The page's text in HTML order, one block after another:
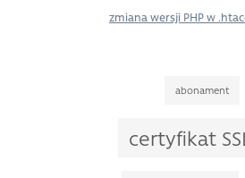
zmiana wersji PHP w
abonament
certyfikat